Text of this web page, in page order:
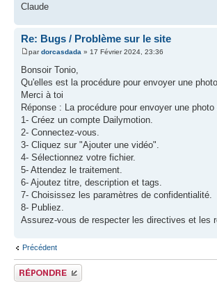
Claude
Re: Bugs / Problème sur le site
pardorcasdada » 17 Février 2024, 23:36
Bonsoir Tonio,
Qu'elles est la procédure pour envoyer une
Merci à toi
Réponse : La procédure pour envoyer une
1- Créez un compte Dailymotion.
2- Connectez-vous.
3- Cliquez sur "Ajouter une vidéo".
4- Sélectionnez votre fichier.
5- Attendez le traitement.
6- Ajoutez titre, description et tags.
7- Choisissez les paramètres de confidentialité.
8- Publiez.
Assurez-vous de respecter les directives et les
Précédent
Publier une réponse